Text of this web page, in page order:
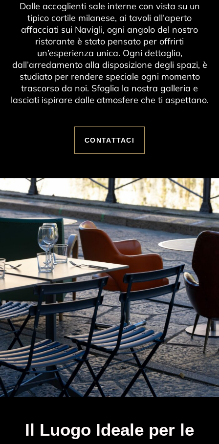
Dalle accoglienti sale interne con vista su un
tipico cortile milanese, ai tavoli all’aperto
affacciati sui Navigli, ogni angolo del nostro
ristorante è stato pensato per offrirti
un’esperienza unica. Ogni dettaglio,
dall’arredamento alla disposizione degli spazi, è
studiato per rendere speciale ogni momento
trascorso da noi. Sfoglia la nostra galleria e
lasciati ispirare dalle atmosfere che ti aspettano.
CONTATTACI
Il Luogo Ideale per le